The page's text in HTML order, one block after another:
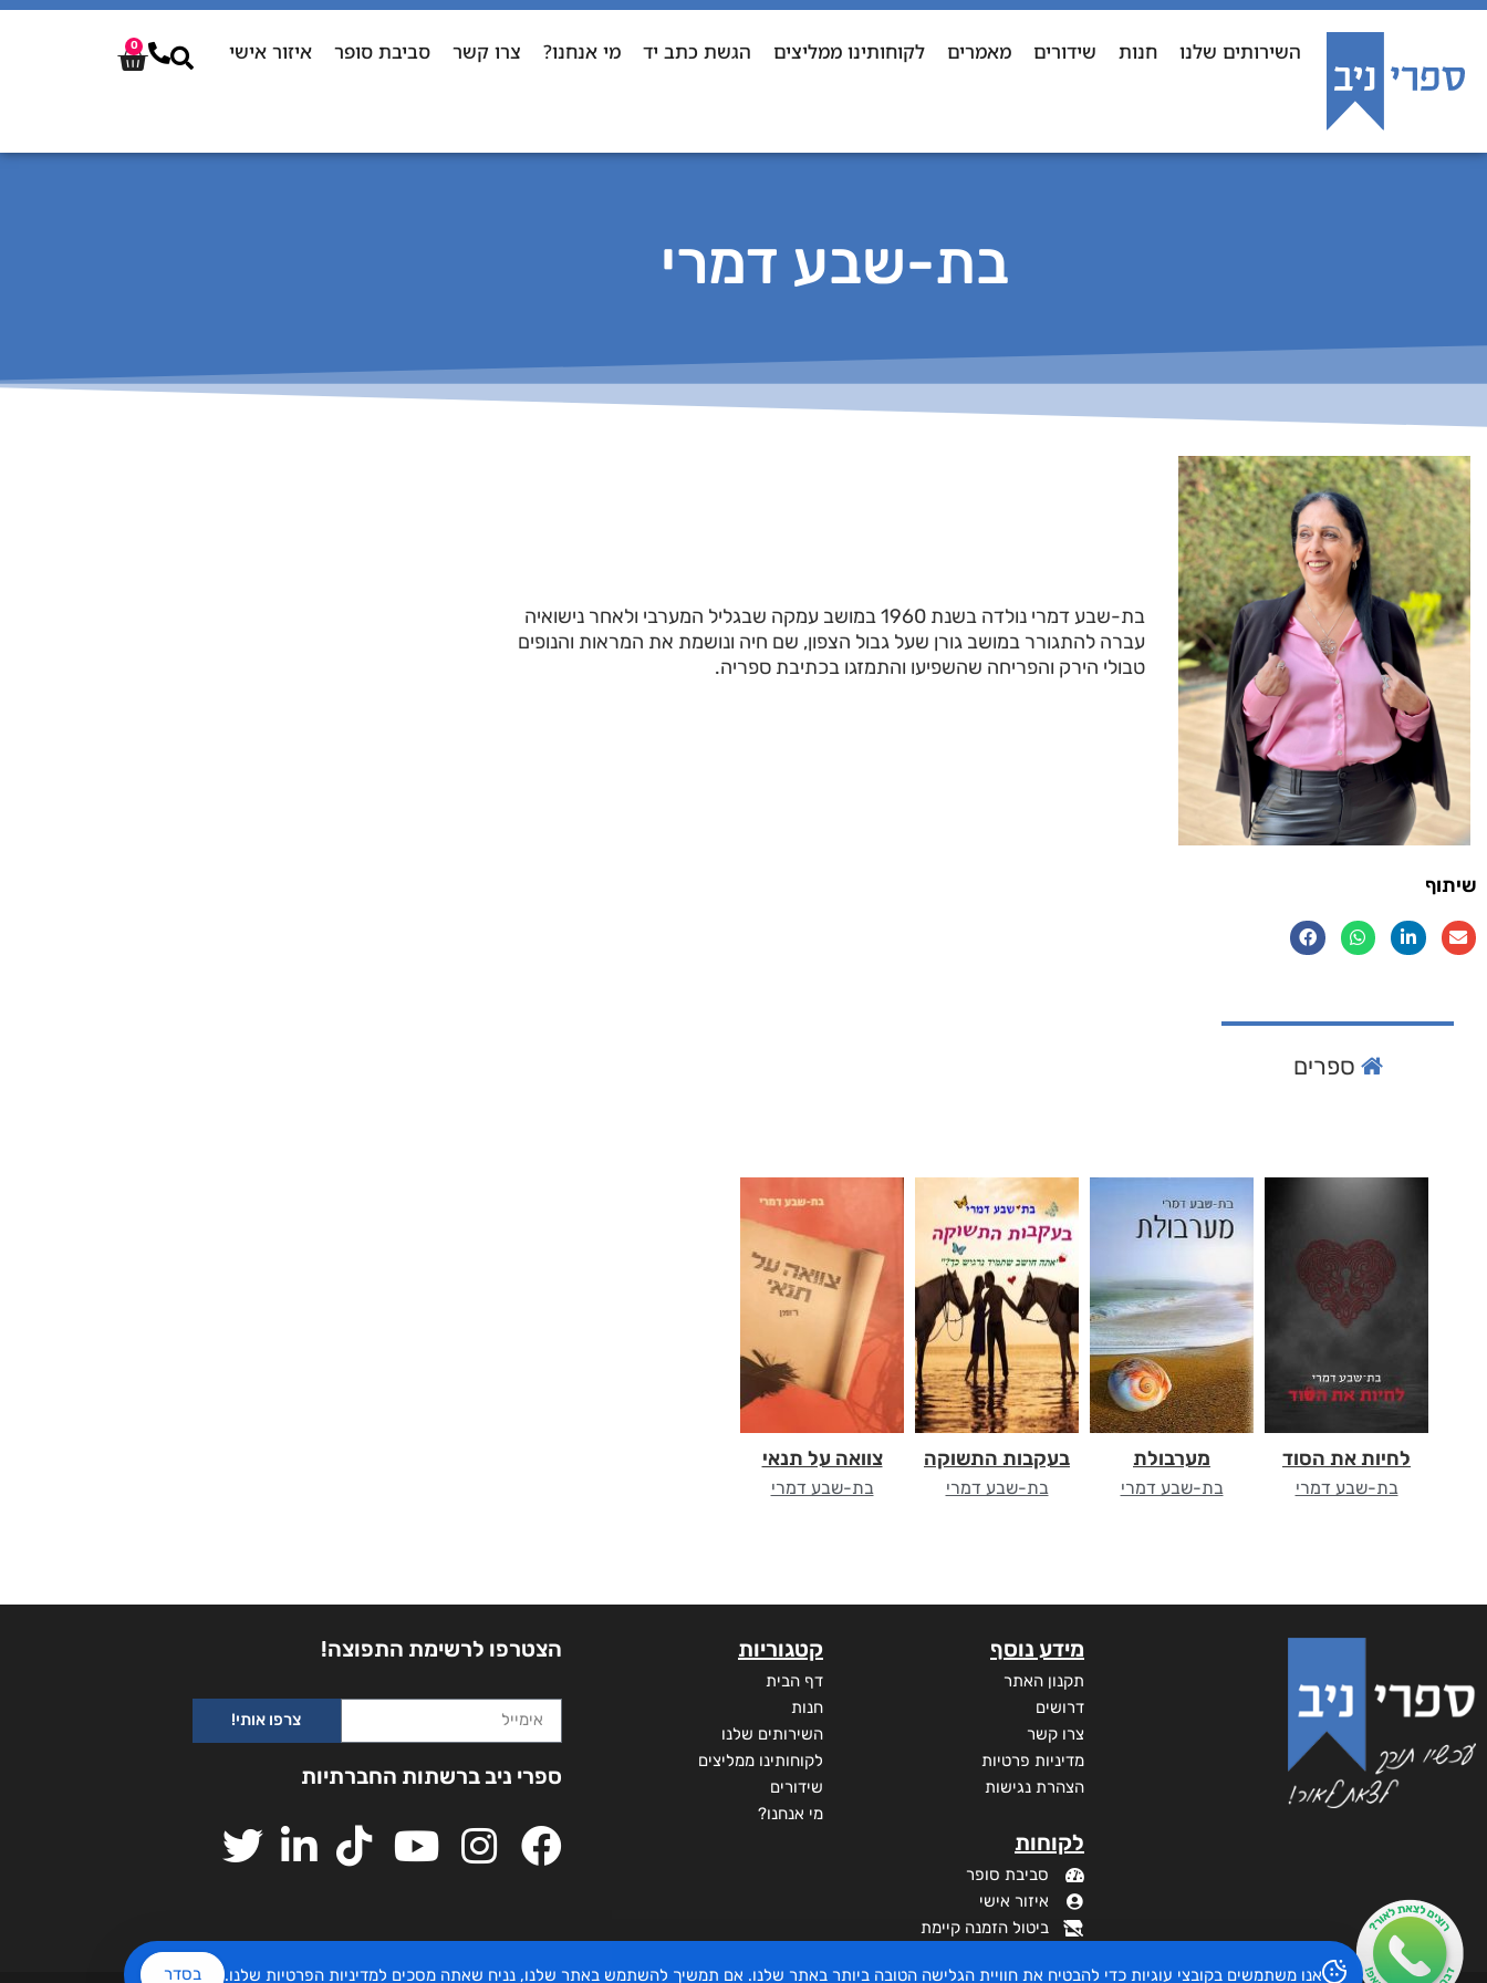
השירותים שלנו חנות שידורים מאמרים לקוחותינו ממליצים הגשת כתב יד מי אנחנו? צרו קשר סביבת סופר איזור אישי 0
בת-שבע דמרי
בת-שבע דמרי נולדה בשנת 1960 במושב עמקה שבגליל המערבי ולאחר נישואיה
עברה להתגורר במושב גורן שעל גבול הצפון, שם חיה ונושמת את המראות והנופים
טבולי הירק והפריחה שהשפיעו והתמזגו בכתיבת ספריה.
שיתוף
ספרים
לחיות את הסוד
בת-שבע דמרי
מערבולת
בת-שבע דמרי
בעקבות התשוקה
בת-שבע דמרי
צוואה על תנאי
בת-שבע דמרי
מידע נוסף
תקנון האתר
דרושים
צרו קשר
מדיניות פרטיות
הצהרת נגישות
לקוחות
סביבת סופר
איזור אישי
ביטול הזמנה קיימת
קטגוריות
דף הבית
חנות
השירותים שלנו
לקוחותינו ממליצים
שידורים
מי אנחנו?
הצטרפו לרשימת התפוצה!
צרפו אותי!
ספרי ניב ברשתות החברתיות
אנו משתמשים בקובצי עוגיות כדי להבטיח את חוויית הגלישה הטובה ביותר באתר שלנו. אם תמשיך להשתמש באתר שלנו, נניח שאתה מסכים למדיניות הפרטיות שלנו. בסדר